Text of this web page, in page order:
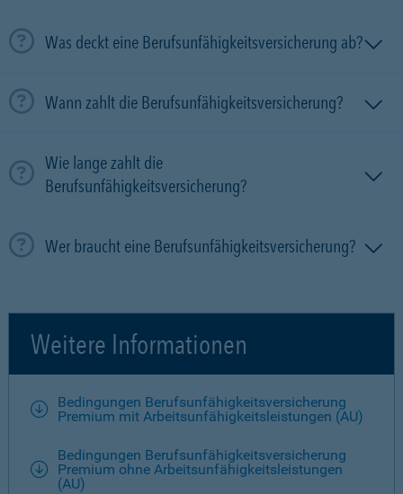
Was deckt eine Berufsunfähigkeitsversicherung ab?
Wann zahlt die Berufsunfähigkeitsversicherung?
Wie lange zahlt die
Berufsunfähigkeitsversicherung?
Wer braucht eine Berufsunfähigkeitsversicherung?
Weitere Informationen
Bedingungen Berufsunfähigkeitsversicherung
Premium mit Arbeitsunfähigkeitsleistungen (AU)
Bedingungen Berufsunfähigkeitsversicherung
Premium ohne Arbeitsunfähigkeitsleistungen
(AU)